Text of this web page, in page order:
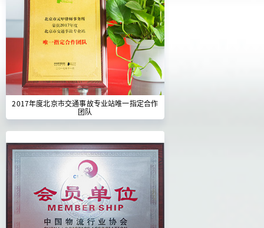
2017年度北京市交通事故专业站唯一指定合作
团队